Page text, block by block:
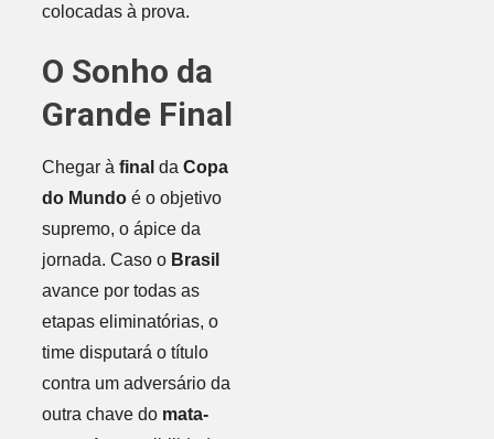
colocadas à prova.
O Sonho da
Grande Final
Chegar à final da Copa
do Mundoé o objetivo
supremo, o ápice da
jornada. Caso o Brasil
avance por todas as
etapas eliminatórias, o
time disputará o título
contra um adversário da
outra chave do mata-